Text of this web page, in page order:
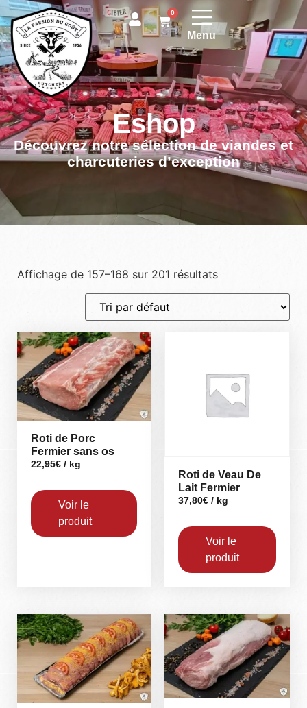
0
Menu
Eshop
Découvrez notre sélection de viandes et
charcuteries d’exception
Affichage de 157–168 sur 201 résultats
Roti de Porc
Fermier sans os
22,95€ / kg
Voir le
produit
Roti de Veau De
Lait Fermier
37,80€ / kg
Voir le
produit